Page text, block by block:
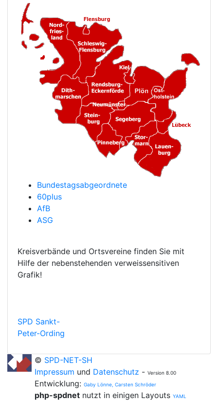
Bundestagsabgeordnete
60plus
AfB
ASG
Kreisverbände und Ortsvereine finden Sie mit
Hilfe der nebenstehenden verweissensitiven
Grafik!
SPD Sankt-
Peter-Ording
© SPD-NET-SH
Impressum und Datenschutz - Version 8.00
Entwicklung: Gaby Lönne, Carsten Schröder
php-spdnet nutzt in einigen Layouts YAML